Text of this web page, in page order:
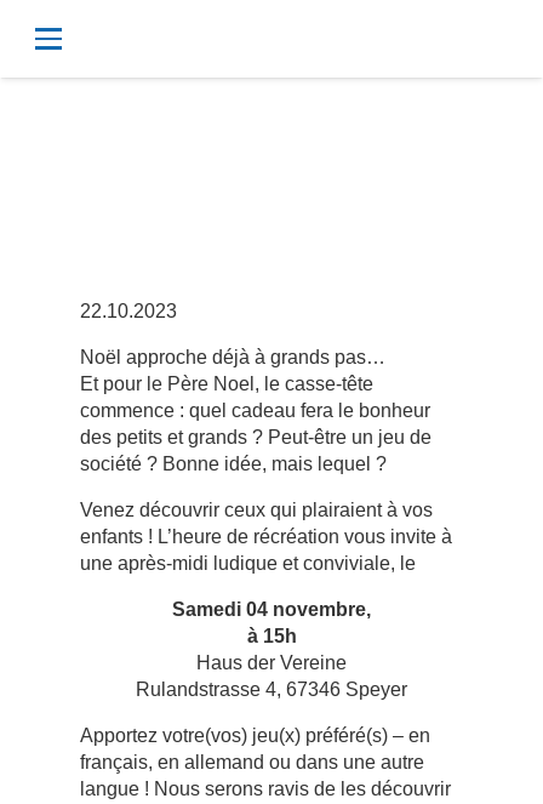
22.10.2023
Noël approche déjà à grands pas…
Et pour le Père Noel, le casse-tête
commence : quel cadeau fera le bonheur
des petits et grands ? Peut-être un jeu de
société ? Bonne idée, mais lequel ?
Venez découvrir ceux qui plairaient à vos
enfants ! L’heure de récréation vous invite à
une après-midi ludique et conviviale, le
Samedi 04 novembre,
à 15h
Haus der Vereine
Rulandstrasse 4, 67346 Speyer
Apportez votre(vos) jeu(x) préféré(s) – en
français, en allemand ou dans une autre
langue ! Nous serons ravis de les découvrir